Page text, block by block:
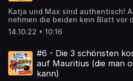
Katja und Max sind authentisch!
nehmen die beiden kein Blatt vor
euch ganz ehrlich und direkt, dass
perfekt laufen muss im Urlaub.
Reiseprofis haben viele Tipps
Regentagen. Schreibt uns gerne
unsere email:
Acast. See acast.com/privacy for
14.10.22 • 10:16
#6 - Die 3 schönsten
auf Mauritius (die man
kann)